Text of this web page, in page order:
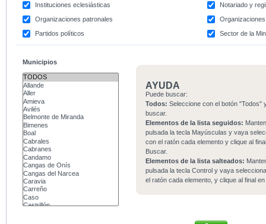
Instituciones eclesiásticas
Notariado y
Organizaciones patronales
Partidos políticos
Sector de la
Municipios
AYUDA
Puede buscar:
Todos: Seleccione con el botón "Todos"
buscar.
Elementos de la lista seguidos:
pulsada la tecla Mayúsculas y vaya
con el ratón cada elemento y clique al
Buscar.
Elementos de la lista salteados:
pulsada la tecla Control y vaya
el ratón cada elemento, y clique al final